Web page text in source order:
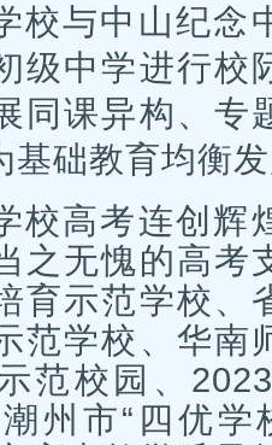
校与中山纪念
级中学进行校
同课异构、专
基础教育均衡
校高考连创辉
之无愧的高考
育示范学校、
范学校、华南
范校园、
州市“四优学